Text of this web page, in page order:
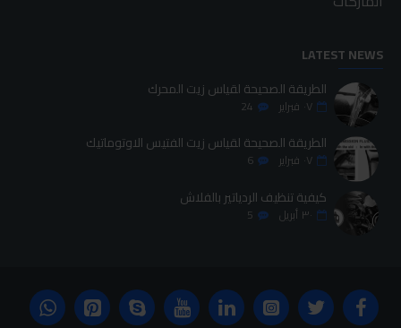
LATEST NEWS
الطريقة الصحيحة لقياس زيت المحرك
٠٧ فبراير 24
الطريقة الصحيحة لقياس زيت الفتيس الاوتوماتيك
٠٧ فبراير 6
كيفية تنظيف الردياتير بالفلاش
٣٠ أبريل 5